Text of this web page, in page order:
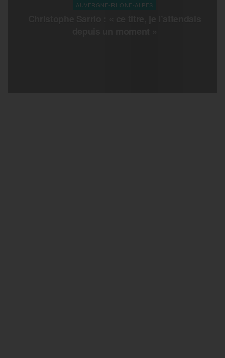
AUVERGNE-RHONE-ALPES